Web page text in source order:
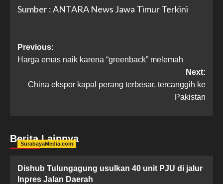
Sumber : ANTARA News Jawa Timur Terkini
Previous:
Harga emas naik karena “greenback” melemah
Next:
China ekspor kapal perang terbesar, tercanggih ke
Pakistan
Berita Lainnya
SurabayaMedia.com
Dishub Tulungagung usulkan 40 unit PJU di jalur
Inpres Jalan Daerah